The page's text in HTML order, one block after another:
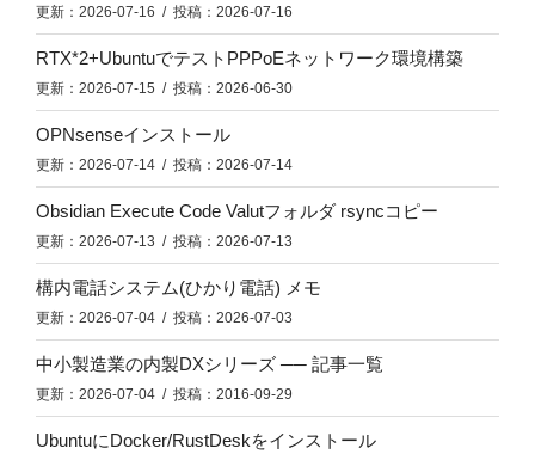
更新：2026-07-16 / 投稿：2026-07-16
RTX*2+UbuntuでテストPPPoEネットワーク環境構築
更新：2026-07-15 / 投稿：2026-06-30
OPNsenseインストール
更新：2026-07-14 / 投稿：2026-07-14
Obsidian Execute Code Valutフォルダ rsyncコピー
更新：2026-07-13 / 投稿：2026-07-13
構内電話システム(ひかり電話) メモ
更新：2026-07-04 / 投稿：2026-07-03
中小製造業の内製DXシリーズ ── 記事一覧
更新：2026-07-04 / 投稿：2016-09-29
UbuntuにDocker/RustDeskをインストール